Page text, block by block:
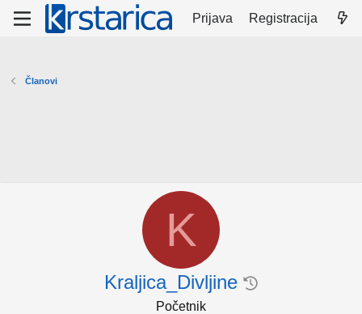
Prijava Registracija
Članovi
K
Kraljica_Divljine
Početnik